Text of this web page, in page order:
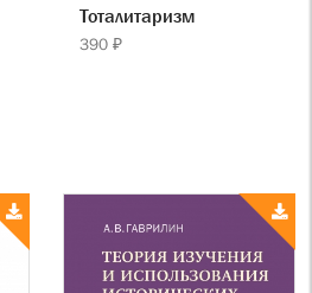
Тоталитаризм
390 ₽